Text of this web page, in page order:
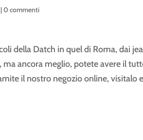
|0 commenti
della Datch in quel di Roma, dai
ma ancora meglio, potete avere il
il nostro negozio online, visitalo